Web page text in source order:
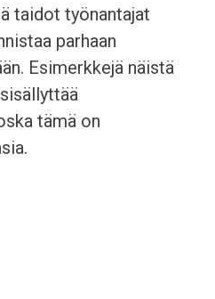
taidot työnantajat
parhaan
Esimerkkejä näistä
tämä on